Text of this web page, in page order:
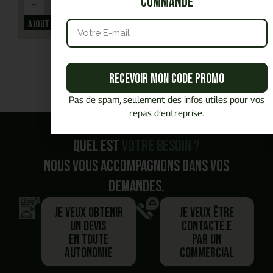
-
Ajouter
Quel est
Nous vous accompagnons dans vos
demandes.
Je veux obtenir
un devis
en toute
autonomie
Je veux être
contacté.e
par un
commercial
Recevoir mon code promo
Pas de spam, seulement des infos utiles pour vos
repas d’entreprise.